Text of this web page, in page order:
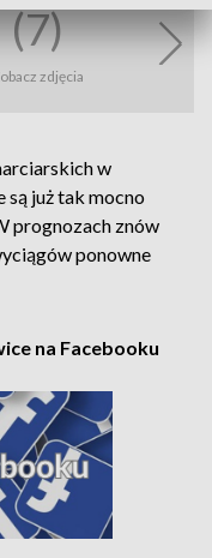
(7)
zdjęcia
w
są już tak mocno
prognozach znów
ponowne
na Facebooku